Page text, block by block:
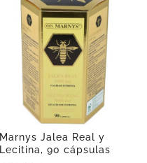
Marnys Jalea Real y
Lecitina, 90 cápsulas